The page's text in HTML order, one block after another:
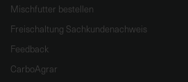
Mischfutter bestellen
Freischaltung Sachkundenachweis
Feedback
CarboAgrar